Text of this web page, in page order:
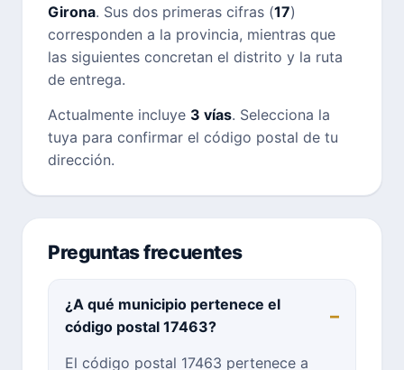
Girona. Sus dos primeras cifras (17)
corresponden a la provincia, mientras que
las siguientes concretan el distrito y la ruta
de entrega.
Actualmente incluye 3 vías. Selecciona la
tuya para confirmar el código postal de tu
dirección.
Preguntas frecuentes
¿A qué municipio pertenece el
código postal 17463?
El código postal 17463 pertenece a